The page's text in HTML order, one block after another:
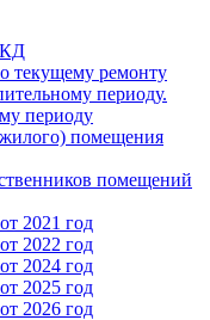
текущему ремонту
периоду.
периоду
помещения
помещений
2021 год
2022 год
2024 год
2025 год
2026 год